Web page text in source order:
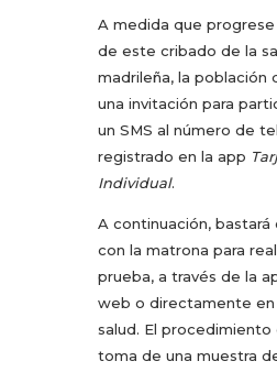
A medida que
de este cribado de la
madrileña, la población
una invitación para
un SMS al número de
registrado en la app
Individual.
A continuación,
con la matrona para
prueba, a través de la
web o directamente
salud. El procedimiento
toma de una muestra